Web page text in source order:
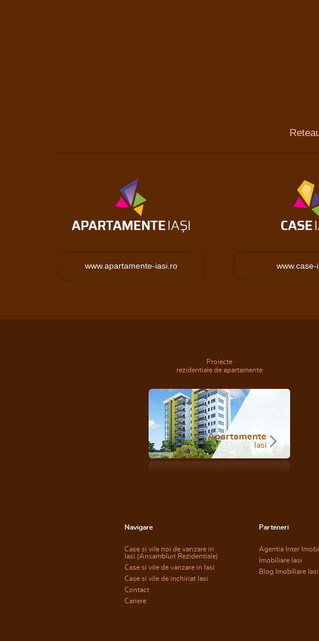
www.apartamente-iasi.ro www.case-
Proiecte
rezidentiale de apartamente
Apartamente
Iasi
Navigare
Case si vile noi de vanzare in
Iasi (Ansambluri Rezidentiale)
Case si vile de vanzare in Iasi
Case si vile de inchiriat Iasi
Contact
Cariere
Parteneri
Agentia Inter
Imobiliare Iasi
Blog Imobiliare Iasi